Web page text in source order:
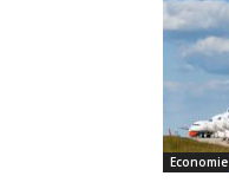
Economie